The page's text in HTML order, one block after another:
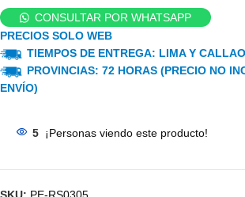
CONSULTAR POR WHATSAPP
PRECIOS SOLO WEB
TIEMPOS DE ENTREGA: LIMA Y
PROVINCIAS: 72 HORAS (PRECIO NO
ENVÍO)
5 ¡Personas viendo este producto!